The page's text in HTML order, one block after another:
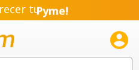
tuPyme!
Emprendimiento!
